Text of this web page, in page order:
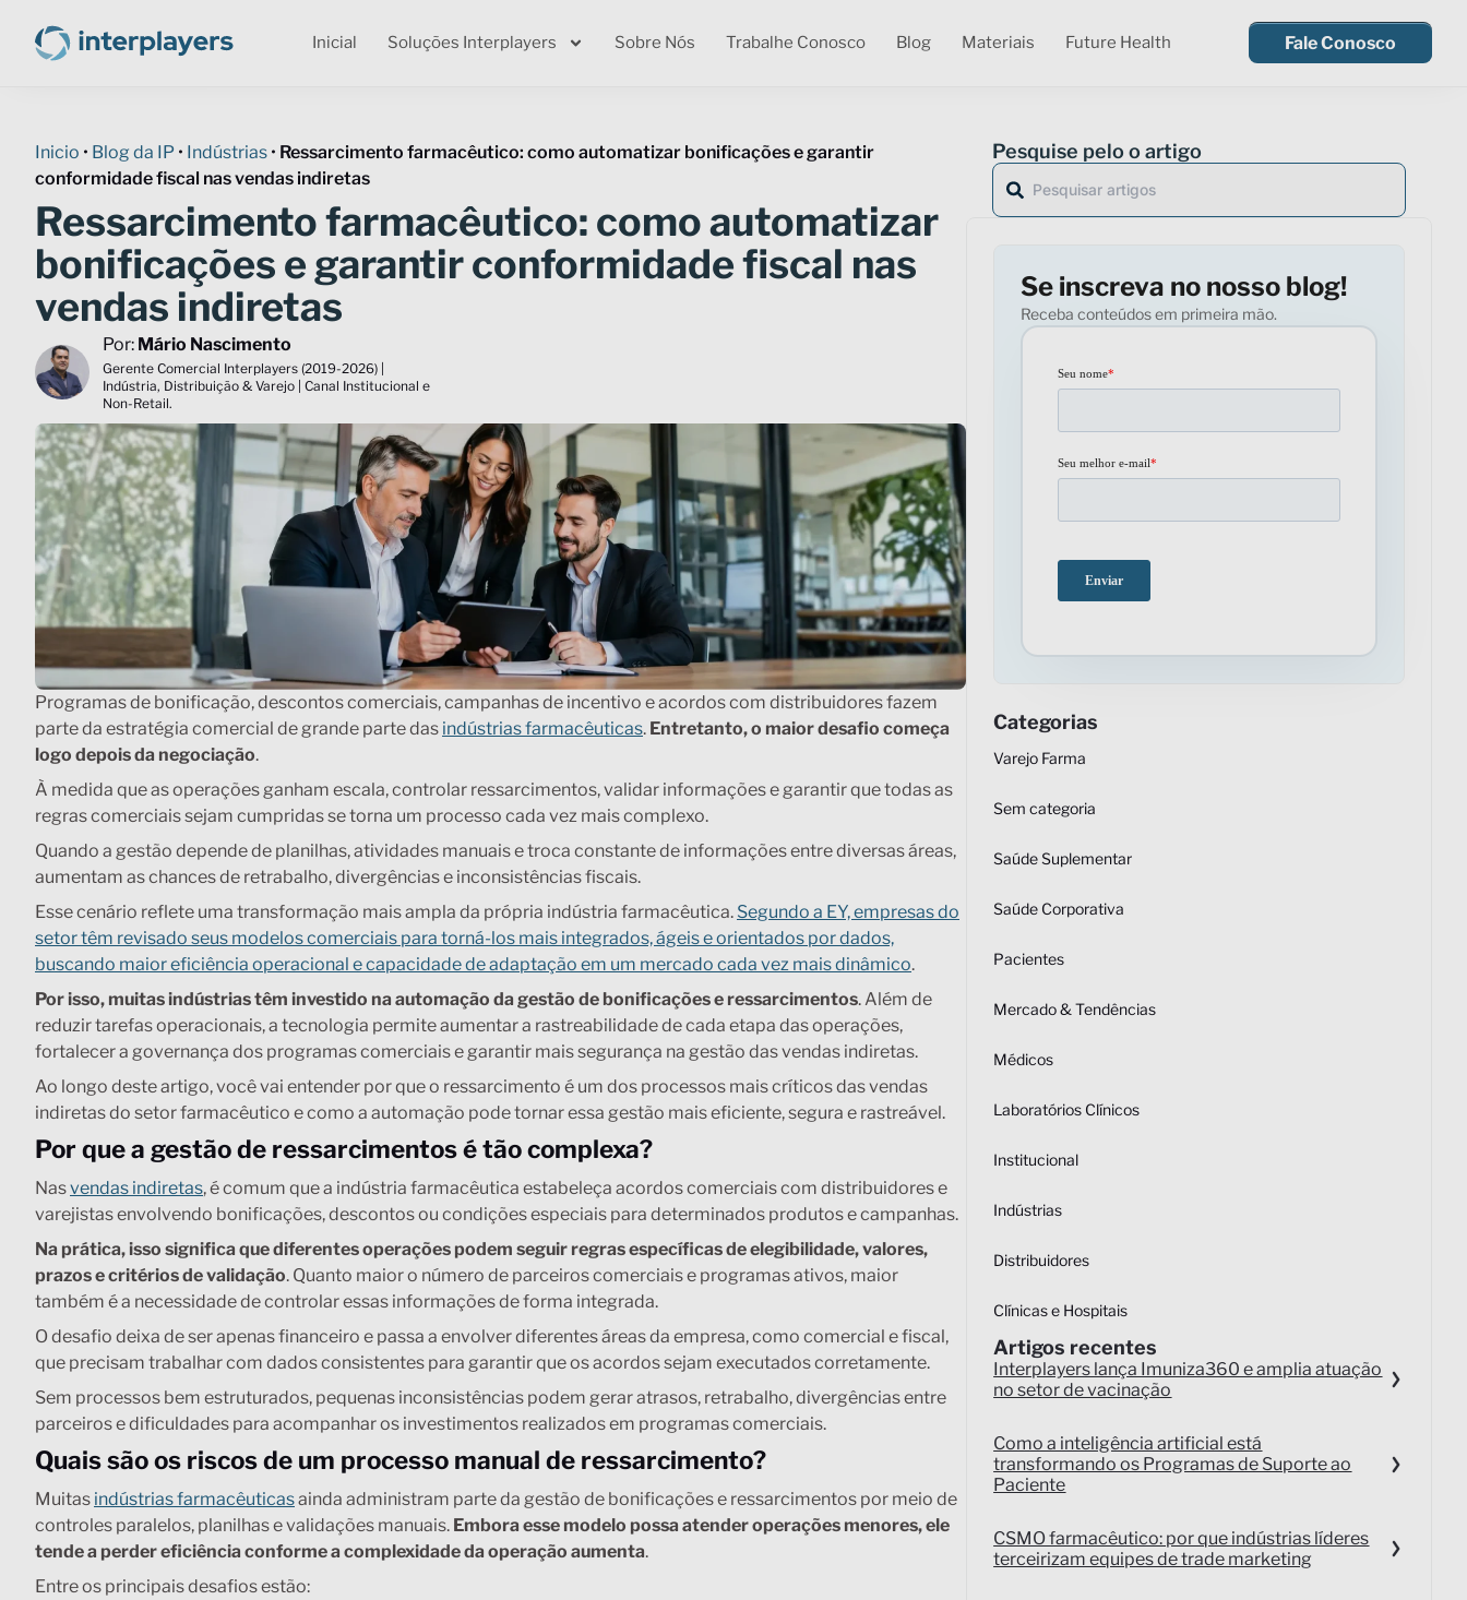
Inicial Soluções Interplayers Sobre Nós Trabalhe Conosco Blog Materiais Future Health Fale Conosco
Inicio • Blog da IP • Indústrias • Ressarcimento farmacêutico: como automatizar bonificações e garantir
conformidade fiscal nas vendas indiretas
Ressarcimento farmacêutico: como automatizar
bonificações e garantir conformidade fiscal nas
vendas indiretas
Por: Mário Nascimento
Gerente Comercial Interplayers (2019-2026) |
Indústria, Distribuição & Varejo | Canal Institucional e
Non-Retail.
Programas de bonificação, descontos comerciais, campanhas de incentivo e acordos com distribuidores fazem
parte da estratégia comercial de grande parte das indústrias farmacêuticas. Entretanto, o maior desafio começa
logo depois da negociação.
À medida que as operações ganham escala, controlar ressarcimentos, validar informações e garantir que todas as
regras comerciais sejam cumpridas se torna um processo cada vez mais complexo.
Quando a gestão depende de planilhas, atividades manuais e troca constante de informações entre diversas áreas,
aumentam as chances de retrabalho, divergências e inconsistências fiscais.
Esse cenário reflete uma transformação mais ampla da própria indústria farmacêutica. Segundo a EY, empresas do
setor têm revisado seus modelos comerciais para torná-los mais integrados, ágeis e orientados por dados,
buscando maior eficiência operacional e capacidade de adaptação em um mercado cada vez mais dinâmico.
Por isso, muitas indústrias têm investido na automação da gestão de bonificações e ressarcimentos. Além de
reduzir tarefas operacionais, a tecnologia permite aumentar a rastreabilidade de cada etapa das operações,
fortalecer a governança dos programas comerciais e garantir mais segurança na gestão das vendas indiretas.
Ao longo deste artigo, você vai entender por que o ressarcimento é um dos processos mais críticos das vendas
indiretas do setor farmacêutico e como a automação pode tornar essa gestão mais eficiente, segura e rastreável.
Por que a gestão de ressarcimentos é tão complexa?
Nasvendas indiretas, é comum que a indústria farmacêutica estabeleça acordos comerciais com distribuidores e
varejistas envolvendo bonificações, descontos ou condições especiais para determinados produtos e campanhas.
Na prática, isso significa que diferentes operações podem seguir regras específicas de elegibilidade, valores,
prazos e critérios de validação. Quanto maior o número de parceiros comerciais e programas ativos, maior
também é a necessidade de controlar essas informações de forma integrada.
O desafio deixa de ser apenas financeiro e passa a envolver diferentes áreas da empresa, como comercial e fiscal,
que precisam trabalhar com dados consistentes para garantir que os acordos sejam executados corretamente.
Sem processos bem estruturados, pequenas inconsistências podem gerar atrasos, retrabalho, divergências entre
parceiros e dificuldades para acompanhar os investimentos realizados em programas comerciais.
Quais são os riscos de um processo manual de ressarcimento?
Muitas indústrias farmacêuticasainda administram parte da gestão de bonificações e ressarcimentos por meio de
controles paralelos, planilhas e validações manuais. Embora esse modelo possa atender operações menores, ele
tende a perder eficiência conforme a complexidade da operação aumenta.
Entre os principais desafios estão:
Pesquise pelo o artigo
Se inscreva no nosso blog!
Receba conteúdos em primeira mão.
Categorias
Varejo Farma
Sem categoria
Saúde Suplementar
Saúde Corporativa
Pacientes
Mercado & Tendências
Médicos
Laboratórios Clínicos
Institucional
Indústrias
Distribuidores
Clínicas e Hospitais
Artigos recentes
Interplayers lança Imuniza360 e amplia atuação
no setor de vacinação
Como a inteligência artificial está
transformando os Programas de Suporte ao
Paciente
CSMO farmacêutico: por que indústrias líderes
terceirizam equipes de trade marketing